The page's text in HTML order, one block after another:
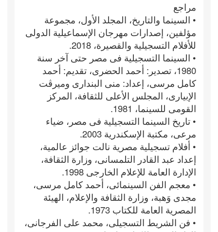
مراجع
• السينما والتاريخ، المجلد الأول، مجموعة
مؤلفين، إصدارات مهرجان الإسماعيلية الدولى
للأفلام التسجيلية والقصيرة، 2018.
• السينما التسجيلية فى مصر حتى آخر سنة
1980، تصدير: أحمد الحضرى، تقديم: أحمد
كامل مرسى، إعداد: منى البندارى وميرڤت
الإبيارى، المجلس الأعلى للثقافة، المركز
القومى للسينما، 1981.
• تاريخ السينما التسجيلية فى مصر، ضياء
مرعى، مكتبة الإسكندرية 2003.
• أفلام تسجيلية مصرية نالت جوائز عالمية،
إعداد عبد القادر التلمسانى، وزارة الثقافة،
الإدارة العامة للإعلام الخارجى 1998.
• معجم الفن السينمائى، أحمد كامل مرسى،
مجدى وَهبة، وزارة الثقافة والإعلام، الهيئة
المصرية العامة للكتاب 1973.
• فن الشريط التسجيلى، محمد على الفرجانى،